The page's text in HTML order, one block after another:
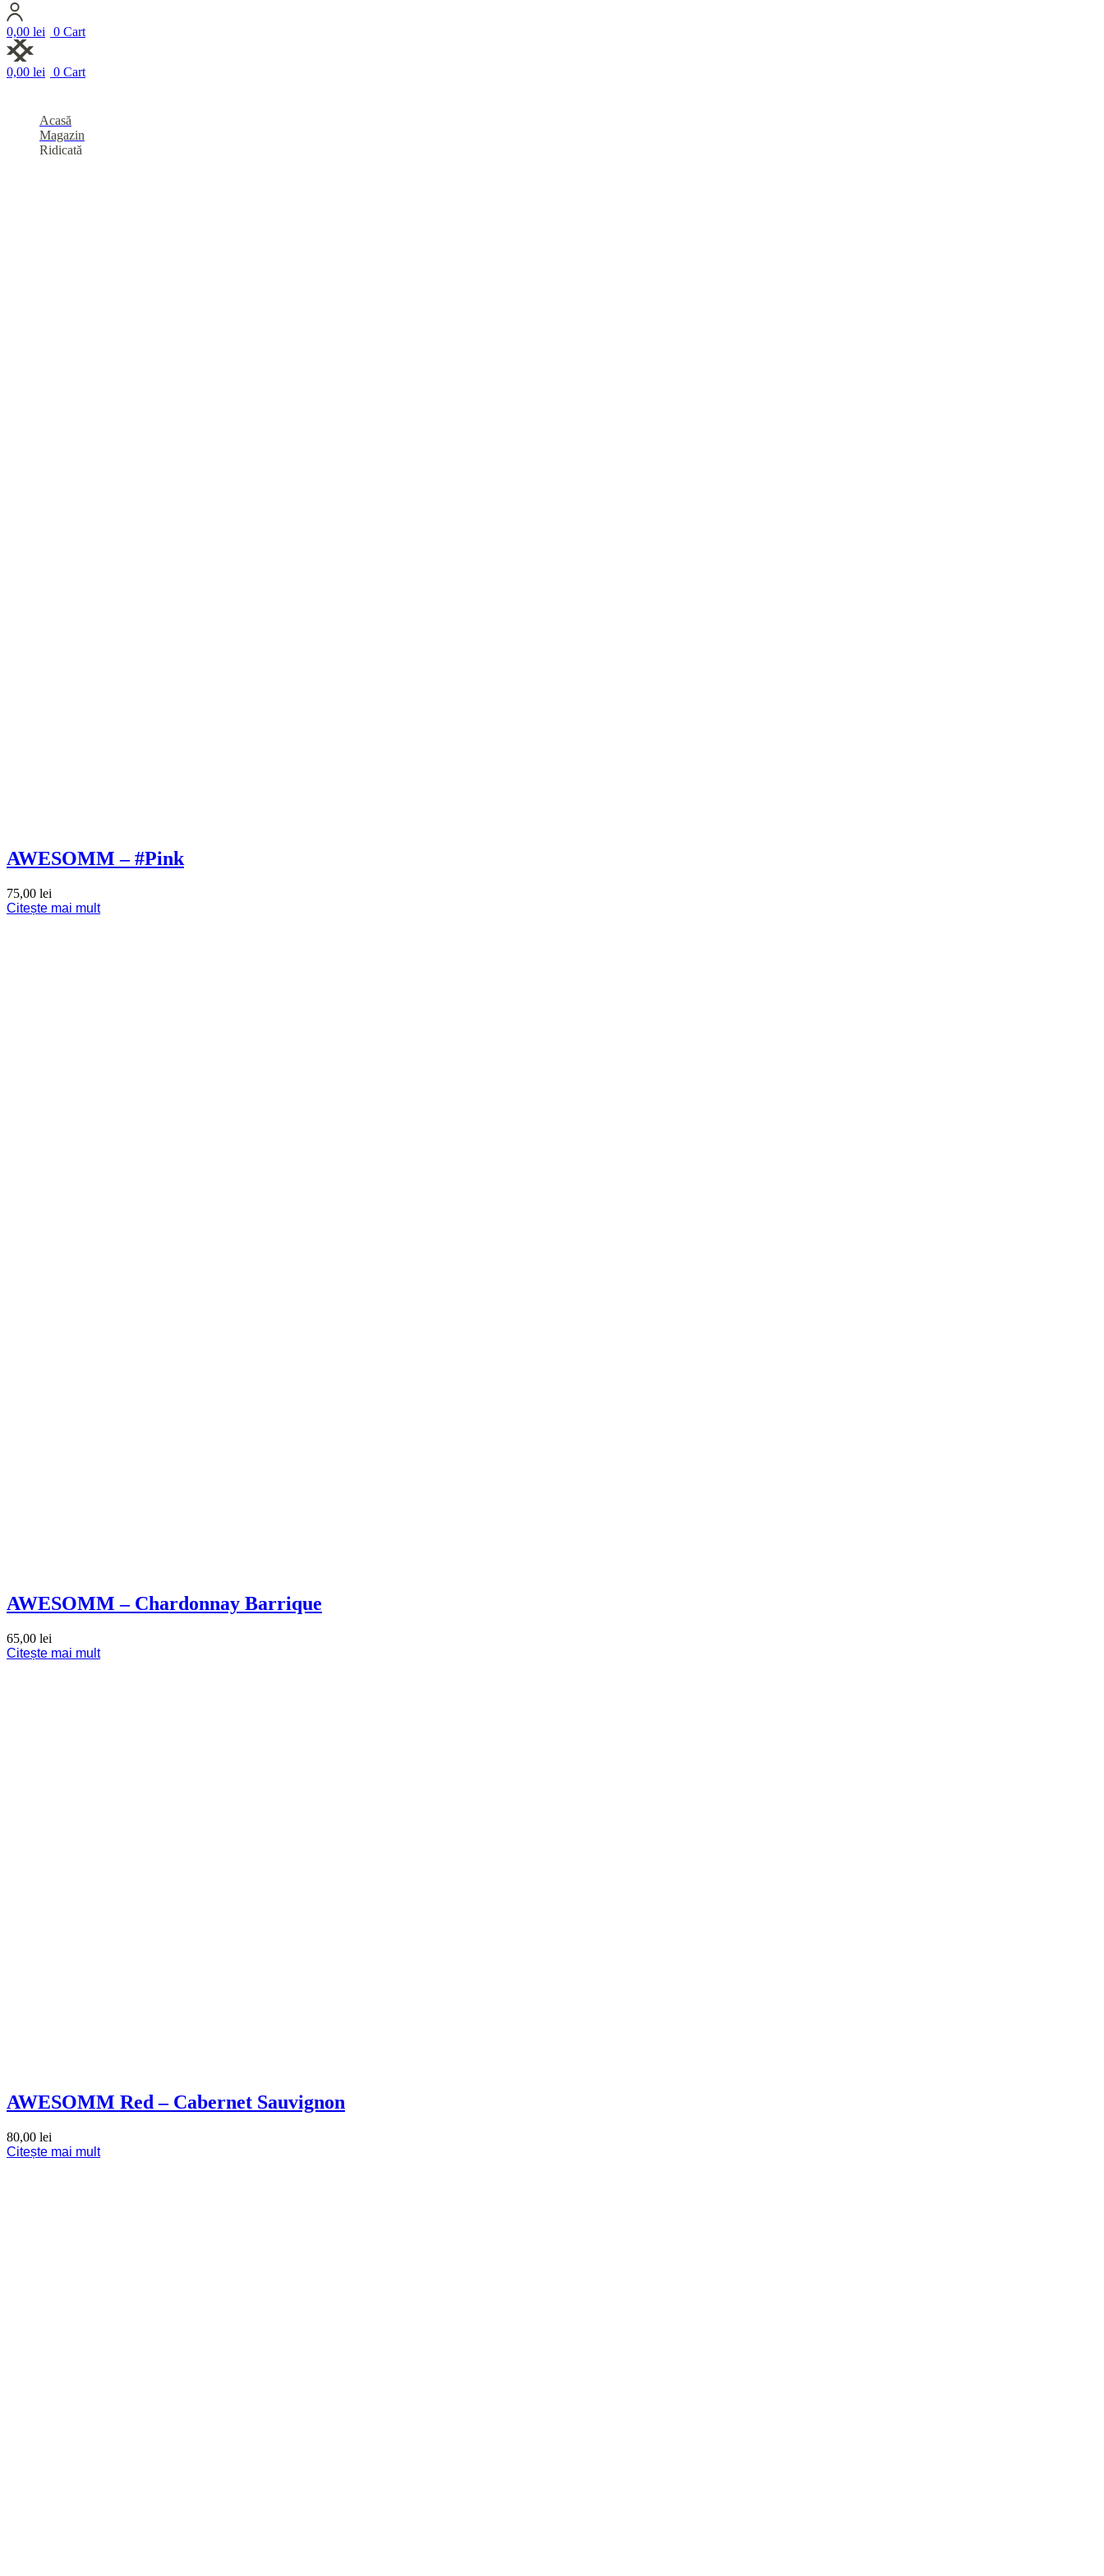
0,00 lei 0 Cart
0,00 lei 0 Cart
Acasă
Magazin
Ridicată
AWESOMM – #Pink
75,00 lei
Citește mai mult
AWESOMM – Chardonnay Barrique
65,00 lei
Citește mai mult
AWESOMM Red – Cabernet Sauvignon
80,00 lei
Citește mai mult